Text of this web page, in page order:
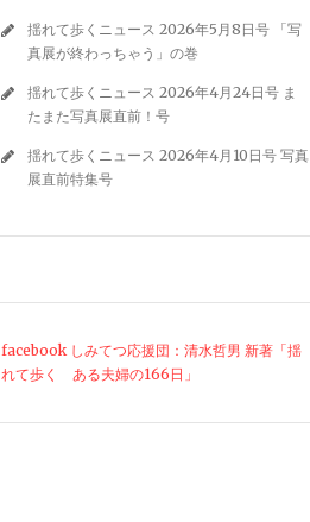
揺れて歩くニュース 2026年5月8日号 「写
真展が終わっちゃう」の巻
揺れて歩くニュース 2026年4月24日号 ま
たまた写真展直前！号
揺れて歩くニュース 2026年4月10日号 写真
展直前特集号
facebook しみてつ応援団：清水哲男 新著「揺
れて歩く ある夫婦の166日」